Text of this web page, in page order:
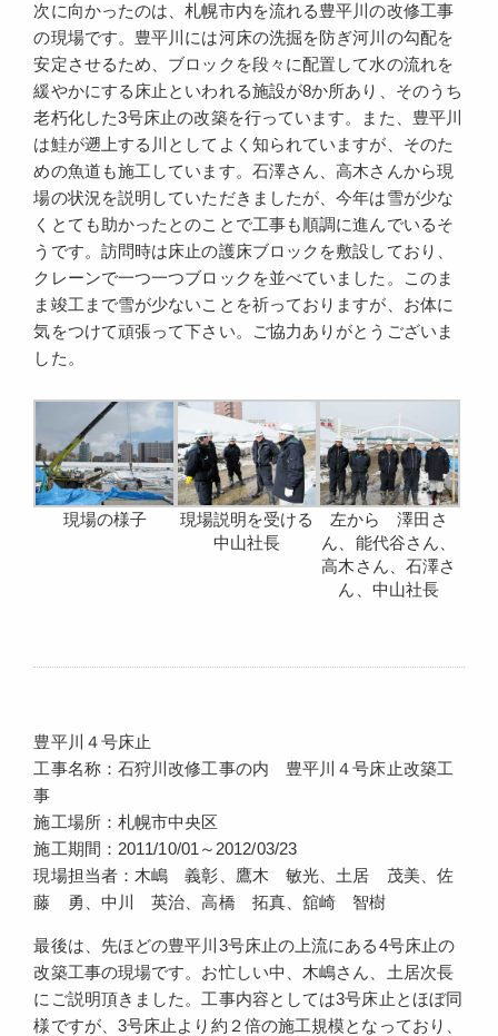
次に向かったのは、札幌市内を流れる豊平川の改修工事
の現場です。豊平川には河床の洗掘を防ぎ河川の勾配を
安定させるため、ブロックを段々に配置して水の流れを
緩やかにする床止といわれる施設が8か所あり、そのうち
老朽化した3号床止の改築を行っています。また、豊平川
は鮭が遡上する川としてよく知られていますが、そのた
めの魚道も施工しています。石澤さん、高木さんから現
場の状況を説明していただきましたが、今年は雪が少な
くとても助かったとのことで工事も順調に進んでいるそ
うです。訪問時は床止の護床ブロックを敷設しており、
クレーンで一つ一つブロックを並べていました。このま
ま竣工まで雪が少ないことを祈っておりますが、お体に
気をつけて頑張って下さい。ご協力ありがとうございま
した。
現場の様子
現場説明を受ける
中山社長
左から 澤田さ
ん、能代谷さん、
高木さん、石澤さ
ん、中山社長
豊平川４号床止
工事名称：石狩川改修工事の内 豊平川４号床止改築工
事
施工場所：札幌市中央区
施工期間：2011/10/01～2012/03/23
現場担当者：木嶋 義彰、鷹木 敏光、土居 茂美、佐
藤 勇、中川 英治、高橋 拓真、舘崎 智樹
最後は、先ほどの豊平川3号床止の上流にある4号床止の
改築工事の現場です。お忙しい中、木嶋さん、土居次長
にご説明頂きました。工事内容としては3号床止とほぼ同
様ですが、3号床止より約２倍の施工規模となっており、